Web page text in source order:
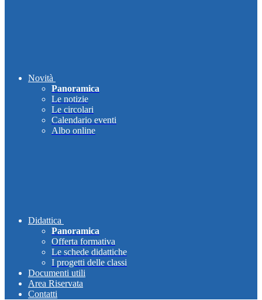
Novità
Panoramica
Le notizie
Le circolari
Calendario eventi
Albo online
Didattica
Panoramica
Offerta formativa
Le schede didattiche
I progetti delle classi
Documenti utili
Area Riservata
Contatti